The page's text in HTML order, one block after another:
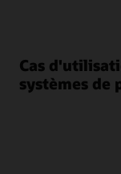
Cas
systèmes de